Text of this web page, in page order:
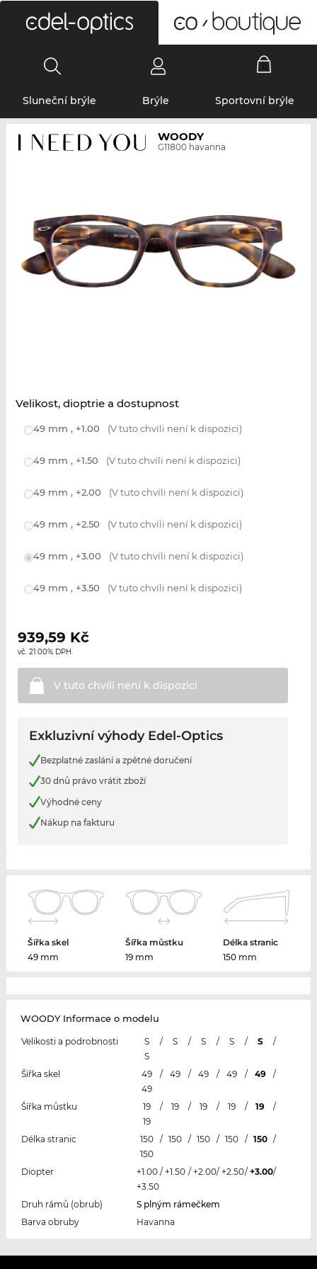
Sluneční brýle Brýle Sportovní brýle
WOODY
G11800 havanna
Velikost, dioptrie a dostupnost
49 mm , +1.00 (V tuto chvíli není k dispozici)
49 mm , +1.50 (V tuto chvíli není k dispozici)
49 mm , +2.00 (V tuto chvíli není k dispozici)
49 mm , +2.50 (V tuto chvíli není k dispozici)
49 mm , +3.00 (V tuto chvíli není k dispozici)
49 mm , +3.50 (V tuto chvíli není k dispozici)
939,59 Kč
vč. 21.00% DPH.
V tuto chvíli není k dispozici
Exkluzivní výhody Edel-Optics
Bezplatné zaslání a zpětné doručení
30 dnů právo vrátit zboží
Výhodné ceny
Nákup na fakturu
Šířka skel
49 mm
Šířka můstku
19 mm
Délka stranic
150 mm
WOODY Informace o modelu
Velikosti a podrobnosti S / S / S / S / S
/
S
Šířka skel
49 / 49 / 49 / 49 / 49
/
49
Šířka můstku
19 / 19 / 19 / 19 / 19
/
19
Délka stranic
150 / 150 / 150 / 150 / 150 /
150
Diopter
+1.00 / +1.50 / +2.00/ +2.50/ +3.00/
+3.50
Druh rámů (obrub)
S plným rámečkem
Barva obruby
Havanna